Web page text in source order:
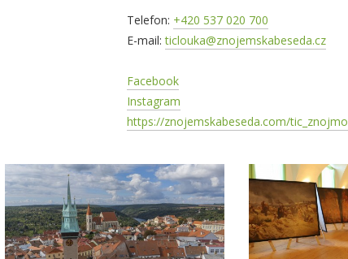
Telefon: +420 537 020 700
E-mail:ticlouka@znojemskabeseda.cz
Facebook
Instagram
https://znojemskabeseda.com/tic_znojmo